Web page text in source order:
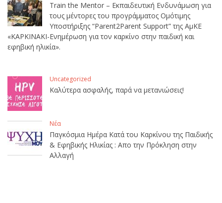
Train the Mentor – Εκπαιδευτική Ενδυνάμωση για
τους μέντορες του προγράμματος Ομότιμης
Υποστήριξης “Parent2Parent Support” της ΑμΚΕ
«ΚΑΡΚΙΝΑΚΙ-Ενημέρωση για τον καρκίνο στην παιδική και
εφηβική ηλικία».
Uncategorized
Καλύτερα ασφαλής, παρά να μετανιώσεις!
Νέα
Παγκόσμια Ημέρα Κατά του Καρκίνου της Παιδικής
& Εφηβικής Ηλικίας : Απο την Πρόκληση στην
Αλλαγή